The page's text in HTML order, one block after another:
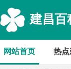
建昌百
网站首页 热点